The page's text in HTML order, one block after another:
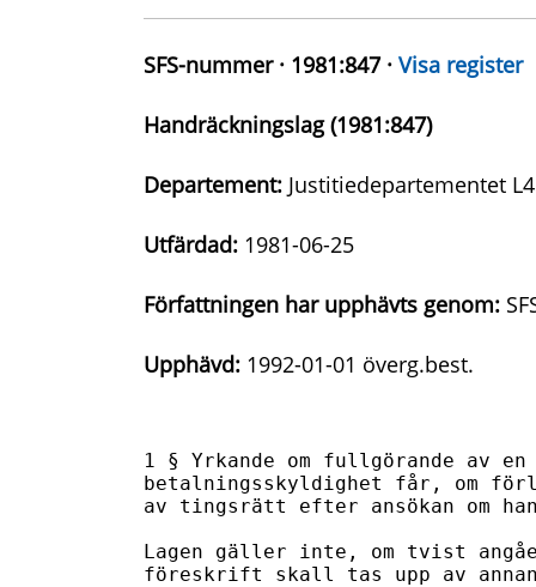
SFS-nummer · 1981:847 · Visa register
Handräckningslag (1981:847)
Departement: Justitiedepartementet L4
Utfärdad: 1981-06-25
Författningen har upphävts genom:
Upphävd: 1992-01-01 överg.best.
1 § Yrkande om fullgörande av
betalningsskyldighet får, om
av tingsrätt efter ansökan om
Lagen gäller inte, om tvist
föreskrift skall tas upp av